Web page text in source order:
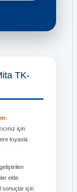
TK-
için
kıyasla
elde
sonuçlar için